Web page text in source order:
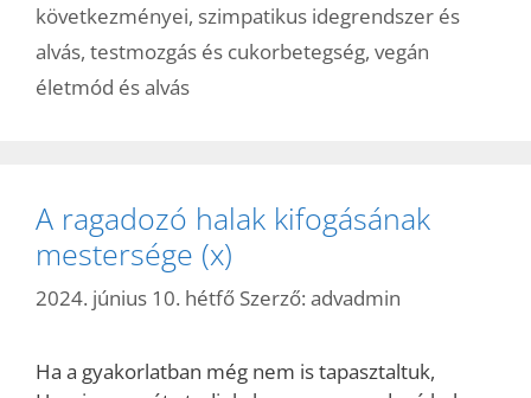
következményei, szimpatikus idegrendszer és
alvás, testmozgás és cukorbetegség, vegán
életmód és alvás
A ragadozó halak kifogásának
mestersége (x)
2024. június 10. hétfő Szerző: advadmin
Ha a gyakorlatban még nem is tapasztaltuk,